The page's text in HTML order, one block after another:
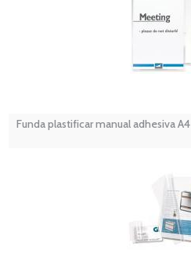
Funda plastificar manual adhesiva A4